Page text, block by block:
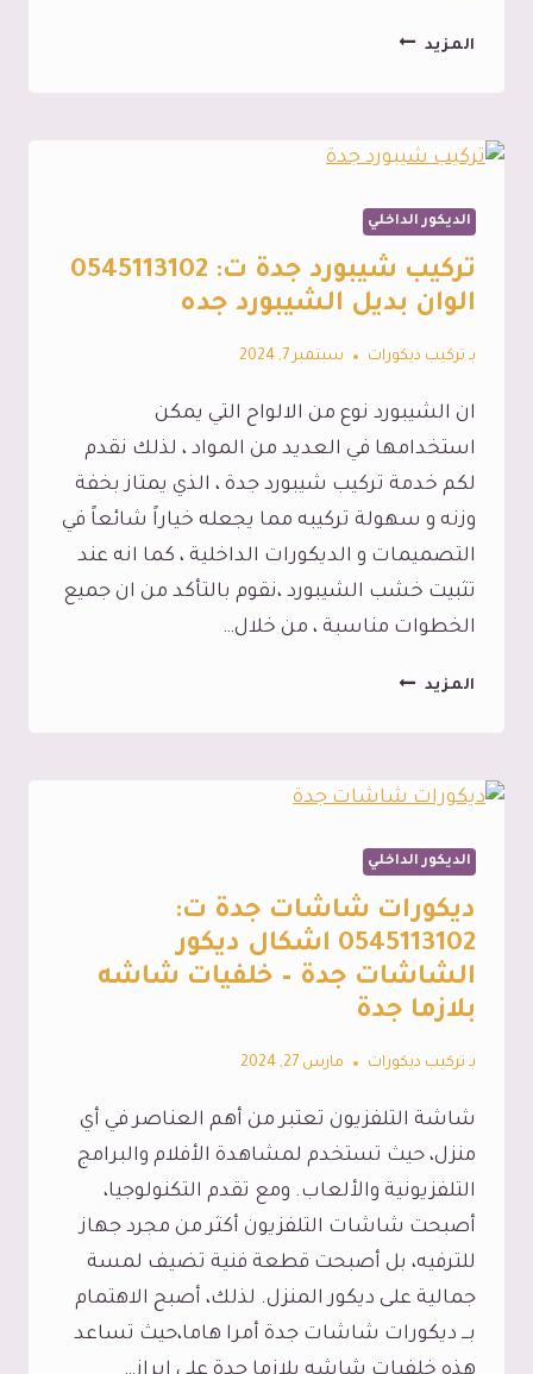
المزيدرفوف
جدة
مع
تفصيل
رفوف
بجدة
أسرع
وقت
الديكور الداخلي
تركيب شيبورد جدة ت: 0545113102
الوان بديل الشيبورد جده
بـ تركيب ديكورات سبتمبر 7, 2024
ان الشيبورد نوع من الالواح التي يمكن
استخدامها في العديد من المواد ، لذلك نقدم
لكم خدمة تركيب شيبورد جدة ، الذي يمتاز بخفة
وزنه و سهولة تركيبه مما يجعله خياراً شائعاً في
التصميمات و الديكورات الداخلية ، كما انه عند
تثبيت خشب الشيبورد ،نقوم بالتأكد من ان جميع
الخطوات مناسبة ، من خلال…
المزيدتركيب
ت:
الوان
بديل
الشيبورد
جده
الديكور الداخلي
ديكورات شاشات جدة ت:
0545113102 اشكال ديكور
الشاشات جدة – خلفيات شاشه
بلازما جدة
بـ تركيب ديكورات مارس 27, 2024
شاشة التلفزيون تعتبر من أهم العناصر في أي
منزل، حيث تستخدم لمشاهدة الأفلام والبرامج
التلفزيونية والألعاب. ومع تقدم التكنولوجيا،
أصبحت شاشات التلفزيون أكثر من مجرد جهاز
للترفيه، بل أصبحت قطعة فنية تضيف لمسة
جمالية على ديكور المنزل. لذلك، أصبح الاهتمام
بـــ ديكورات شاشات جدة أمرا هاما،حيث تساعد